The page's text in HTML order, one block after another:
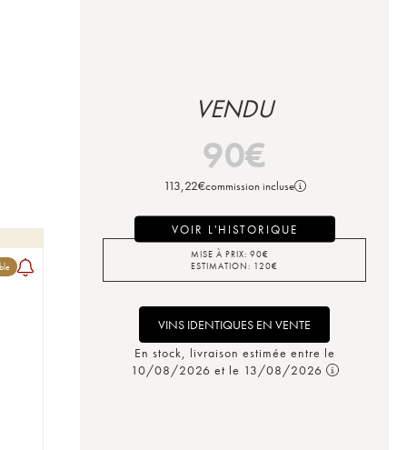
VENDU
90€
113,22€commission incluse
VOIR L'HISTORIQUE
MISE À PRIX: 90€
ESTIMATION: 120€
VINS IDENTIQUES EN VENTE
En stock, livraison estimée entre le
10/08/2026 et le 13/08/2026